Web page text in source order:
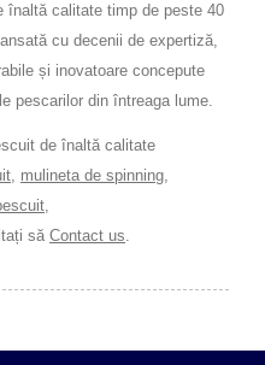
înaltă calitate timp de peste 40
cu decenii de expertiză,
și inovatoare concepute
pescarilor din întreaga lume.
de înaltă calitate
, mulineta de spinning,
,
să Contact us.